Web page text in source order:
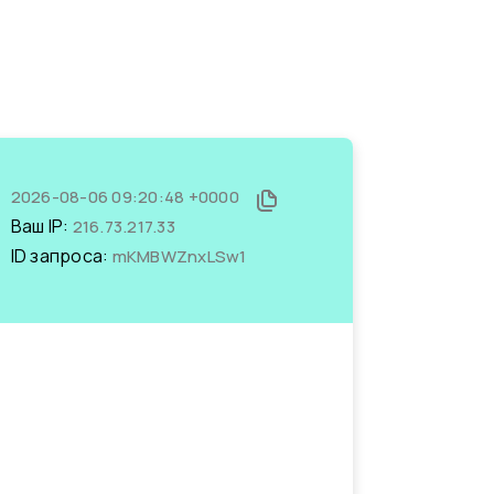
2026-08-06 09:20:48 +0000
Ваш IP: 216.73.217.33
ID запроса: mKMBWZnxLSw1